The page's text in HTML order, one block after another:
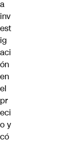
a
inv
est
ig
aci
ón
en
el
pr
eci
o y
có